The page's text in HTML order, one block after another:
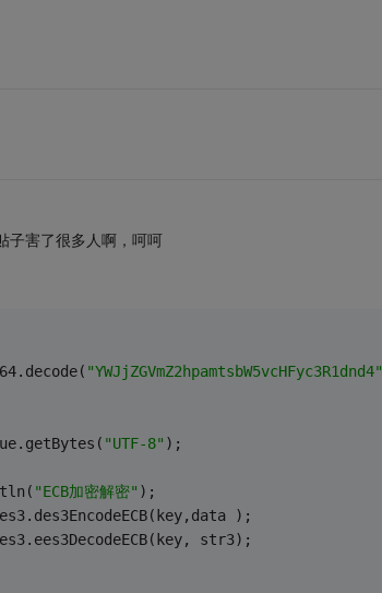
子害了很多人啊，呵呵
"YWJjZGVmZ2hpamtsbW5vcHFyc3R1dnd4"
"UTF-8" );
"ECB加密解密" );
);
str3);